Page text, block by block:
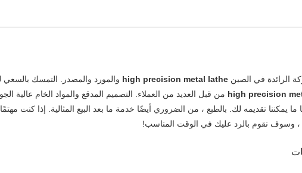
الرائدة في الصينhigh precision metal lathe والمورد والمصدر. التمسك بالسعي
high precision من قبل العديد من العملاء. التصميم المدقع والمواد الخام عالية
يمكننا تقديمه لك. بالطبع ، من الضروري أيضًا خدمة ما بعد البيع المثالية. إذا كنت
، وسوف نقوم بالرد عليك في الوقت المناسب!